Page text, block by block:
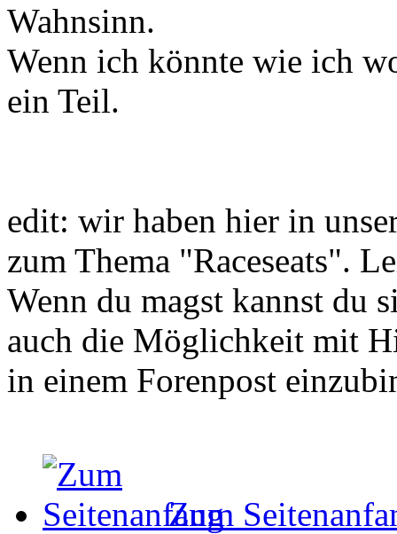
Wahnsinn.
Wenn ich könnte wie ich
ein Teil.
edit: wir haben hier in
zum Thema "Raceseats".
Wenn du magst kannst du
auch die Möglichkeit mit
in einem Forenpost
Zum